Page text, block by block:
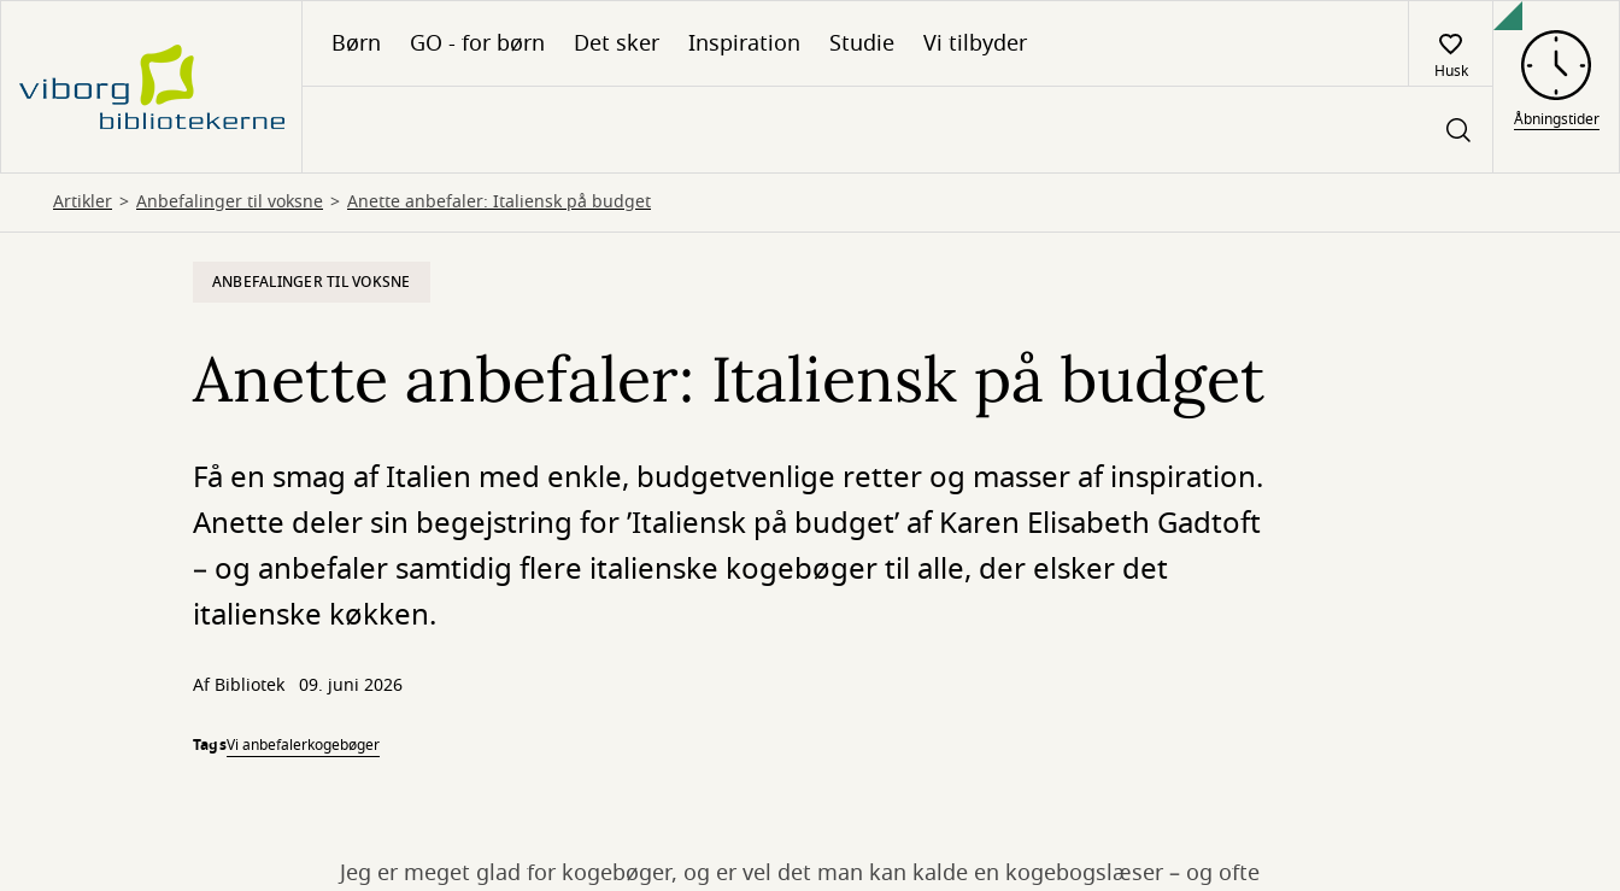
Børn GO - for børn Det sker Inspiration Studie Vi tilbyder
Husk
Åbningstider
Artikler Anbefalinger til voksne Anette anbefaler: Italiensk på budget
ANBEFALINGER TIL VOKSNE
Anette anbefaler: Italiensk på budget
Få en smag af Italien med enkle, budgetvenlige retter og masser af inspiration.
Anette deler sin begejstring for ’Italiensk på budget’ af Karen Elisabeth Gadtoft
– og anbefaler samtidig flere italienske kogebøger til alle, der elsker det
italienske køkken.
Af Bibliotek 09. juni 2026
TagsVi anbefalerkogebøger
Jeg er meget glad for kogebøger, og er vel det man kan kalde en kogebogslæser – og ofte